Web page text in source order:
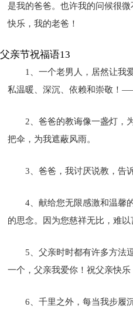
是我的爸爸。也许我的问候很
快乐，我的老爸！
父亲节祝福语13
1、一个老男人，居然让我
私温暖、深沉、依赖和崇敬！
2、爸爸的教诲像一盏灯，
把伞，为我遮蔽风雨。
3、爸爸，我讨厌说教，告
4、献给您无限感激和温馨
的思念。因为您慈祥无比，难以
5、父亲时时都有许多方法
一个，父亲我爱你！祝父亲快乐
6、千里之外，每当我步履